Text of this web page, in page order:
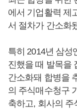
에서 기업활력 제
서 절차가 간소화
특히 2014년 삼성
진했을 때 발목을
간소화돼 합병을
의 주식매수청구
축하고, 회사의